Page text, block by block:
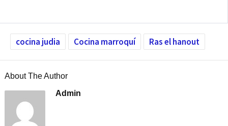
cocina judia Cocina marroquí Ras el hanout
About The Author
Admin